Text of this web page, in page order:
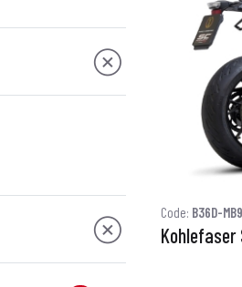
Code: B36D-
Kohlefaser